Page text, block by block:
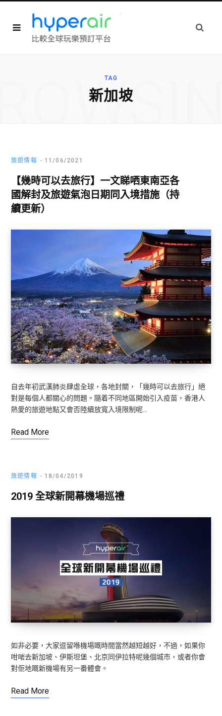
TAG
新加坡
旅遊情報 11/06/2021
【幾時可以去旅行】一文睇哂東南亞各
國解封及旅遊氣泡日期同入境措施（持
續更新）
自去年初武漢肺炎肆虐全球，各地封關，「幾時可以去旅行」絕
對是每個人都關心的問題。隨着不同地區開始引入疫苗，香港人
熱愛的旅遊地點又會否陸續放寬入境限制呢…
Read More
旅遊情報 18/04/2019
2019 全球新開幕機場巡禮
如非必要，大家逗留喺機場嘅時間當然越短越好，不過，如果你
咁啱去新加坡、伊斯坦堡、北京同伊拉特呢幾個城市，或者你會
對佢地嘅新機場有另一番體會。
Read More